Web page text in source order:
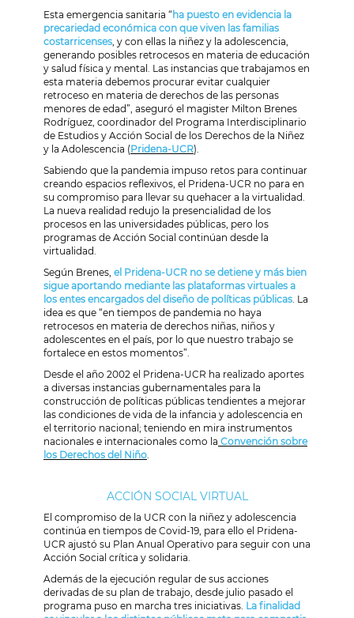
Esta emergencia sanitaria “ ha puesto en evidencia la
precariedad económica con que viven las familias
costarricenses , y con ellas la niñez y la adolescencia,
generando posibles retrocesos en materia de educación
y salud física y mental. Las instancias que trabajamos en
esta materia debemos procurar evitar cualquier
retroceso en materia de derechos de las personas
menores de edad”, aseguró el magister Milton Brenes
Rodríguez, coordinador del Programa Interdisciplinario
de Estudios y Acción Social de los Derechos de la Niñez
y la Adolescencia (Pridena-UCR).
Sabiendo que la pandemia impuso retos para continuar
creando espacios reflexivos, el Pridena-UCR no para en
su compromiso para llevar su quehacer a la virtualidad.
La nueva realidad redujo la presencialidad de los
procesos en las universidades públicas, pero los
programas de Acción Social continúan desde la
virtualidad.
Según Brenes, el Pridena-UCR no se detiene y más bien
sigue aportando mediante las plataformas virtuales a
los entes encargados del diseño de políticas públicas . La
idea es que “en tiempos de pandemia no haya
retrocesos en materia de derechos niñas, niños y
adolescentes en el país, por lo que nuestro trabajo se
fortalece en estos momentos”.
Desde el año 2002 el Pridena-UCR ha realizado aportes
a diversas instancias gubernamentales para la
construcción de políticas públicas tendientes a mejorar
las condiciones de vida de la infancia y adolescencia en
el territorio nacional; teniendo en mira instrumentos
nacionales e internacionales como la Convención sobre
los Derechos del Niño
ACCIÓN SOCIAL VIRTUAL
El compromiso de la UCR con la niñez y adolescencia
continúa en tiempos de Covid-19, para ello el Pridena-
UCR ajustó su Plan Anual Operativo para seguir con una
Acción Social crítica y solidaria.
Además de la ejecución regular de sus acciones
derivadas de su plan de trabajo, desde julio pasado el
programa puso en marcha tres iniciativas. La finalidad